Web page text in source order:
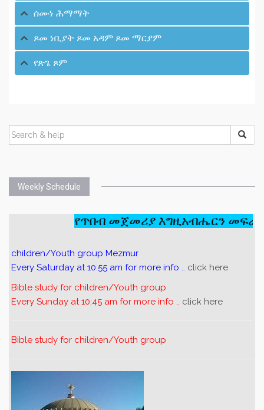
ሰሙነ ሕማማት
ጾመ ነቢያት ጾመ አዳም ጾመ ማርያም
የጽጌ ጾም
Weekly Schedule
የጥበብ መጀመሪያ እግዚአብሔርን
children/Youth group Mezmur
Every Saturday at 10:55 am for more info .. click here
Bible study for children/Youth group
Every Sunday at 10:45 am for more info .. click here
Bible study for children/Youth group